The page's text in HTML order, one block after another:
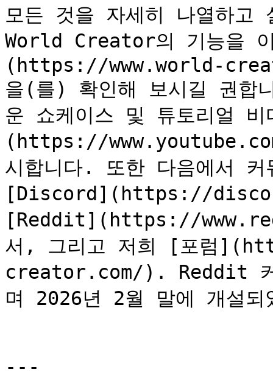
모든 것을 자세히 나열하고
World Creator의 기능을
(https://www.world-
을(를) 확인해 보시길 권합
운 쇼케이스 및 튜토리얼
(https://
시합니다. 또한 다음에서
[Discord](https://
[Reddit](https://
서, 그리고 저희 [포럼
creator.com/). Reddit 커
며 2026년 2월 말에 개설되
---